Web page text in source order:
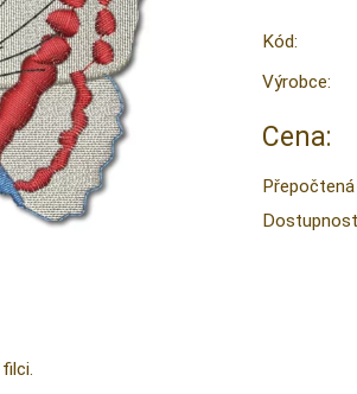
Kód:
Výrobce:
Cena: